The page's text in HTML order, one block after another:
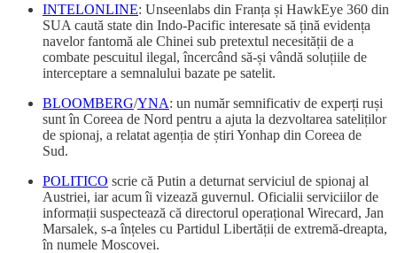
INTELONLINE: Unseenlabs din Franța și HawkEye 360 din
SUA caută state din Indo-Pacific interesate să țină evidența
navelor fantomă ale Chinei sub pretextul necesității de a
combate pescuitul ilegal, încercând să-și vândă soluțiile de
interceptare a semnalului bazate pe satelit.
BLOOMBERG/YNA: un număr semnificativ de experți ruși
sunt în Coreea de Nord pentru a ajuta la dezvoltarea sateliților
de spionaj, a relatat agenția de știri Yonhap din Coreea de
Sud.
POLITICO scrie că Putin a deturnat serviciul de spionaj al
Austriei, iar acum îi vizează guvernul. Oficialii serviciilor de
informații suspectează că directorul operațional Wirecard, Jan
Marsalek, s-a înțeles cu Partidul Libertății de extremă-dreapta,
în numele Moscovei.